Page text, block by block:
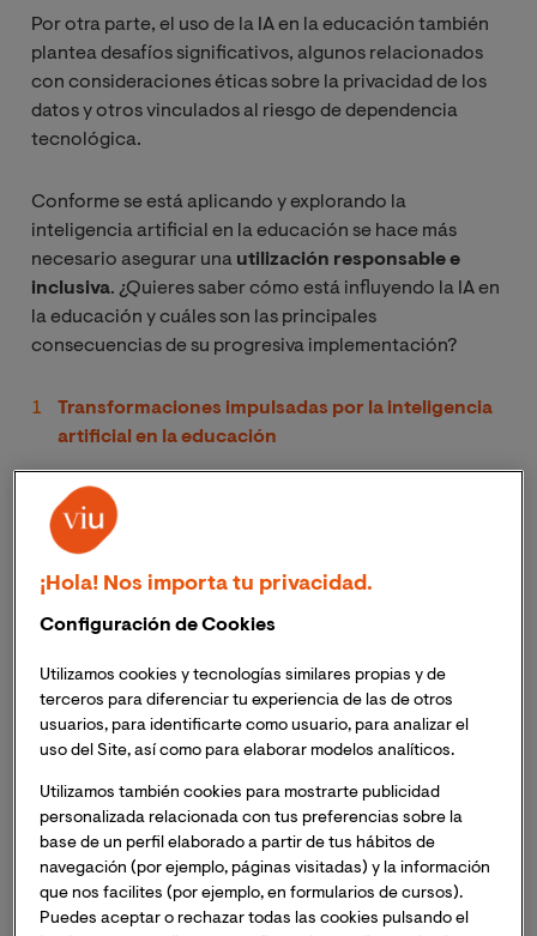
Por otra parte, el uso de la IA en la educación también
plantea desafíos significativos, algunos relacionados
con consideraciones éticas sobre la privacidad de los
datos y otros vinculados al riesgo de dependencia
tecnológica.
Conforme se está aplicando y explorando la
inteligencia artificial en la educación se hace más
necesario asegurar una utilización responsable e
inclusiva. ¿Quieres saber cómo está influyendo la IA en
la educación y cuáles son las principales
consecuencias de su progresiva implementación?
Transformaciones impulsadas por la inteligencia
artificial en la educación
Beneficios de la IA en la educación:
Personalización y eficiencia
aprendizaje adaptativo
Desafíos y retos de la aplicación de la IA en la
educación
El futuro de la inteligencia artificial en la
educación: ¿Hacia dónde vamos en España?
¿Cómo pueden docentes y alumnos aprovechar
la IA en el aula?
Transformaciones impulsadas
¡Hola! Nos importa tu privacidad.
Configuración de Cookies
Utilizamos cookies y tecnologías similares propias y de
terceros para diferenciar tu experiencia de las de otros
usuarios, para identificarte como usuario, para analizar el
uso del Site, así como para elaborar modelos analíticos.
Utilizamos también cookies para mostrarte publicidad
personalizada relacionada con tus preferencias sobre la
base de un perfil elaborado a partir de tus hábitos de
navegación (por ejemplo, páginas visitadas) y la información
que nos facilites (por ejemplo, en formularios de cursos).
Puedes aceptar o rechazar todas las cookies pulsando el